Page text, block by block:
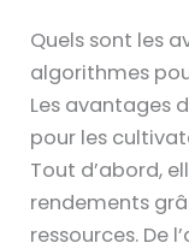
Quels sont les
algorithmes
Les avantages
pour les
Tout d’abord,
rendements
ressources. De